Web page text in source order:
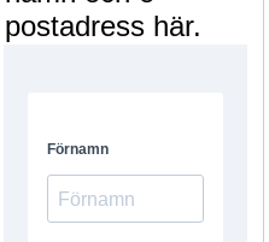
postadress här.